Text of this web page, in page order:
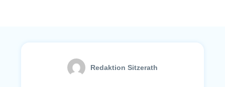
Redaktion Sitzerath